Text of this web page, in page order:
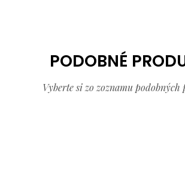
PODOBNÉ
Vyberte si zo zoznamu